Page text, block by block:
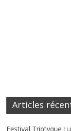
Articles
Festival Triptyque :